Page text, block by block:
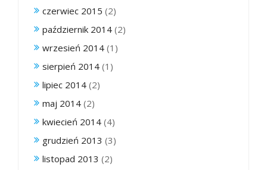
czerwiec 2015 (2)
październik 2014 (2)
wrzesień 2014 (1)
sierpień 2014 (1)
lipiec 2014 (2)
maj 2014 (2)
kwiecień 2014 (4)
grudzień 2013 (3)
listopad 2013 (2)